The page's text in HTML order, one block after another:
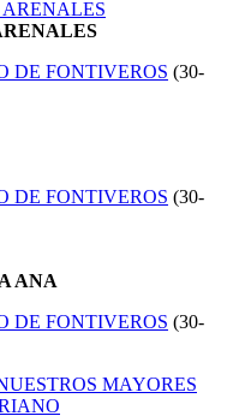
DE FONTIVEROS (30-
DE FONTIVEROS (30-
ANA
DE FONTIVEROS (30-